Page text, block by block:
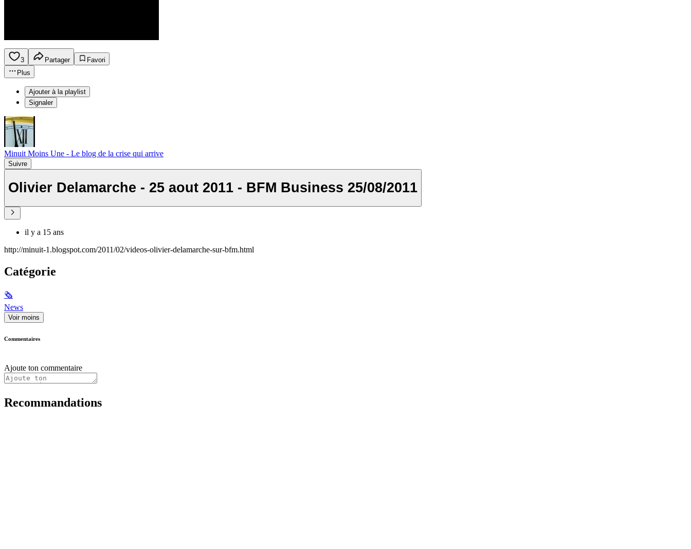
3 Partager
Favori
Plus
Ajouter à la playlist
Signaler
Minuit Moins Une - Le blog de la crise qui arrive
Suivre
Olivier Delamarche - 25 aout 2011 - BFM Business 25/08/2011
il y a 15 ans
http://minuit-1.blogspot.com/2011/02/videos-olivier-delamarche-sur-bfm.html
Catégorie
🗞
News
Voir moins
Commentaires
Ajoute ton commentaire
Recommandations